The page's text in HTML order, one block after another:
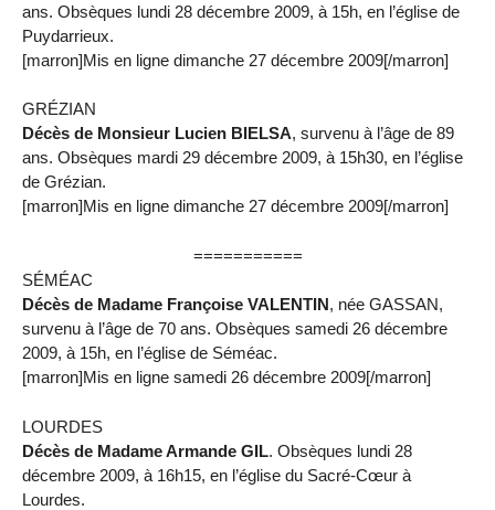
ans. Obsèques lundi 28 décembre 2009, à 15h, en l’église de
Puydarrieux.
[marron]Mis en ligne dimanche 27 décembre 2009[/marron]
GRÉZIAN
Décès de Monsieur Lucien BIELSA, survenu à l’âge de 89
ans. Obsèques mardi 29 décembre 2009, à 15h30, en l’église
de Grézian.
[marron]Mis en ligne dimanche 27 décembre 2009[/marron]
===========
SÉMÉAC
Décès de Madame Françoise VALENTIN, née GASSAN,
survenu à l’âge de 70 ans. Obsèques samedi 26 décembre
2009, à 15h, en l’église de Séméac.
[marron]Mis en ligne samedi 26 décembre 2009[/marron]
LOURDES
Décès de Madame Armande GIL. Obsèques lundi 28
décembre 2009, à 16h15, en l’église du Sacré-Cœur à
Lourdes.